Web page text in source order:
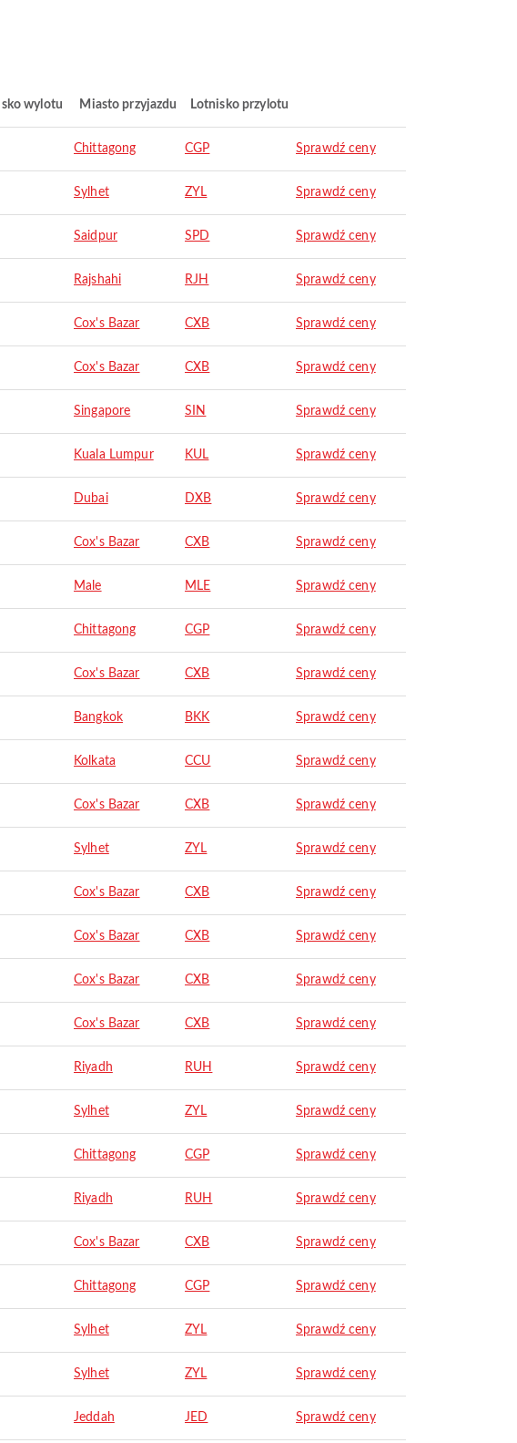
wylotu Miasto przyjazdu Lotnisko przylotu
Chittagong CGP Sprawdź ceny
Sylhet ZYL Sprawdź ceny
Saidpur SPD Sprawdź ceny
Rajshahi RJH Sprawdź ceny
Cox's Bazar CXB Sprawdź ceny
Cox's Bazar CXB Sprawdź ceny
Singapore SIN Sprawdź ceny
Kuala Lumpur KUL Sprawdź ceny
Dubai DXB Sprawdź ceny
Cox's Bazar CXB Sprawdź ceny
Male MLE Sprawdź ceny
Chittagong CGP Sprawdź ceny
Cox's Bazar CXB Sprawdź ceny
Bangkok BKK Sprawdź ceny
Kolkata CCU Sprawdź ceny
Cox's Bazar CXB Sprawdź ceny
Sylhet ZYL Sprawdź ceny
Cox's Bazar CXB Sprawdź ceny
Cox's Bazar CXB Sprawdź ceny
Cox's Bazar CXB Sprawdź ceny
Cox's Bazar CXB Sprawdź ceny
Riyadh RUH Sprawdź ceny
Sylhet ZYL Sprawdź ceny
Chittagong CGP Sprawdź ceny
Riyadh RUH Sprawdź ceny
Cox's Bazar CXB Sprawdź ceny
Chittagong CGP Sprawdź ceny
Sylhet ZYL Sprawdź ceny
Sylhet ZYL Sprawdź ceny
Jeddah JED Sprawdź ceny